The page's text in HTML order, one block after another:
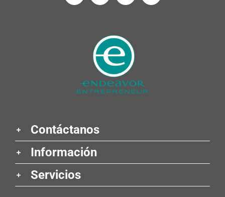
Contáctanos
Información
Servicios